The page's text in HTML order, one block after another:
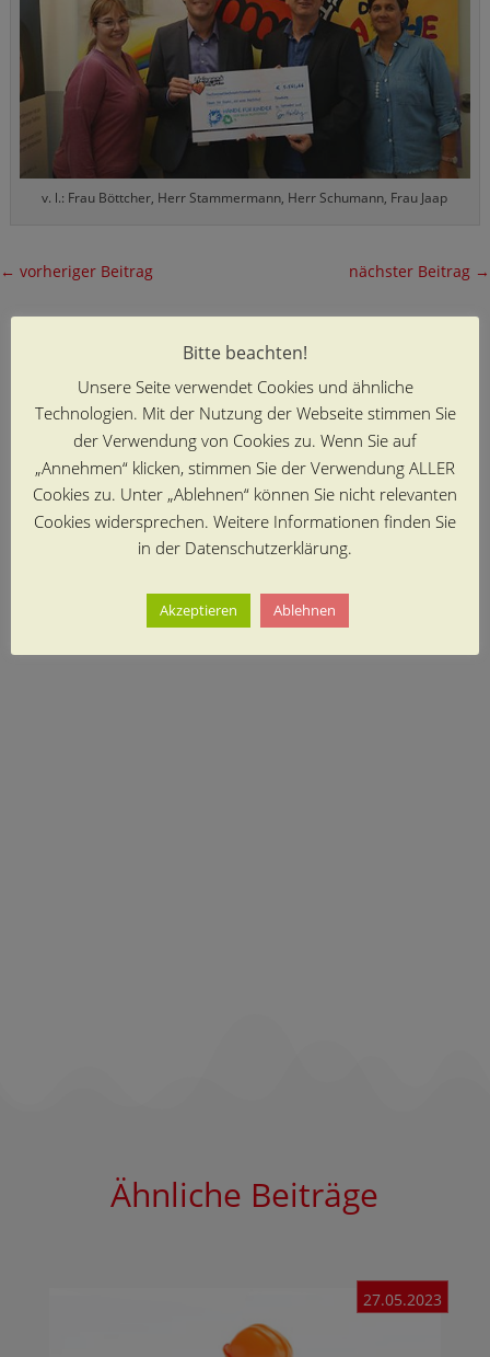
v. l.: Frau Böttcher, Herr Stammermann, Herr Schumann, Frau Jaap
← vorheriger Beitrag nächster Beitrag →
Ähnliche Beiträge
27.05.2023
Bitte beachten!
Unsere Seite verwendet Cookies und ähnliche
Technologien. Mit der Nutzung der Webseite stimmen Sie
der Verwendung von Cookies zu. Wenn Sie auf
„Annehmen“ klicken, stimmen Sie der Verwendung ALLER
Cookies zu. Unter „Ablehnen“ können Sie nicht relevanten
Cookies widersprechen. Weitere Informationen finden Sie
in der Datenschutzerklärung.
Akzeptieren Ablehnen